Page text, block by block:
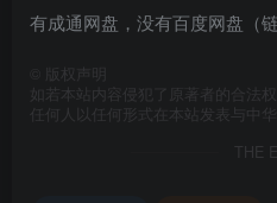
有成通网盘，没有百度网盘（链
版权声明
如若本站内容侵犯了原著者的合法
任何人以任何形式在本站发表与中
THE